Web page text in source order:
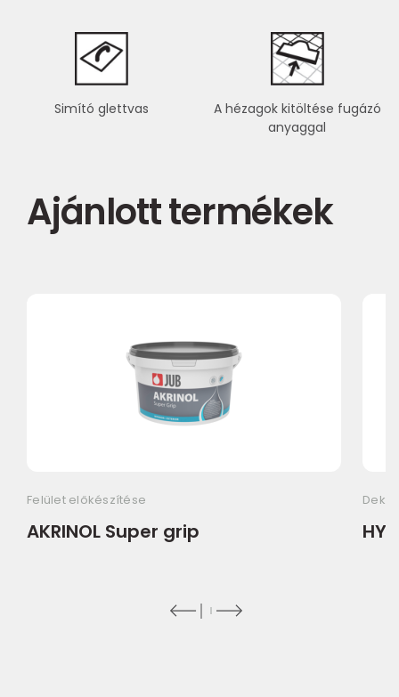
Simító glettvas
A hézagok kitöltése fugázó
anyaggal
Ajánlott termékek
Felület előkészítése
AKRINOL Super grip